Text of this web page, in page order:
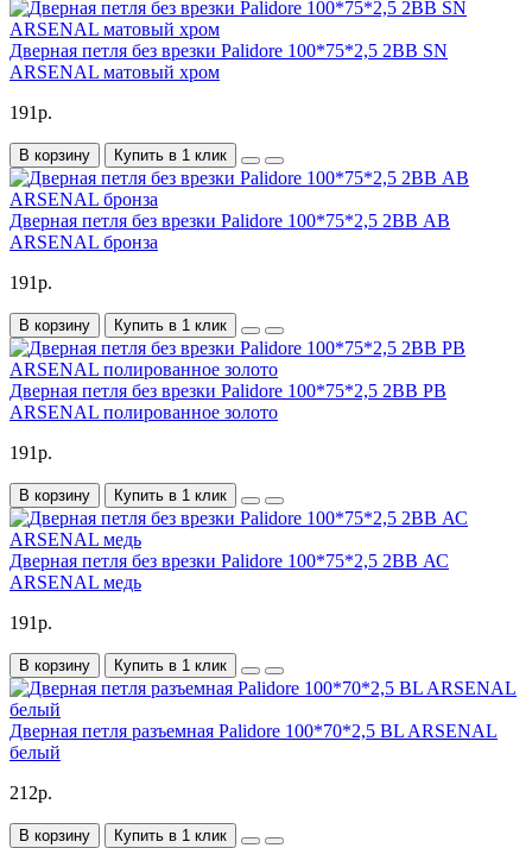
Дверная петля без врезки Palidore 100*75*2,5 2ВВ SN
ARSENAL матовый хром
191р.
В корзину Купить в 1 клик
Дверная петля без врезки Palidore 100*75*2,5 2ВВ АВ
ARSENAL бронза
191р.
В корзину Купить в 1 клик
Дверная петля без врезки Palidore 100*75*2,5 2ВВ РВ
ARSENAL полированное золото
191р.
В корзину Купить в 1 клик
Дверная петля без врезки Palidore 100*75*2,5 2ВВ АС
ARSENAL медь
191р.
В корзину Купить в 1 клик
Дверная петля разъемная Palidore 100*70*2,5 BL ARSENAL
белый
212р.
В корзину Купить в 1 клик